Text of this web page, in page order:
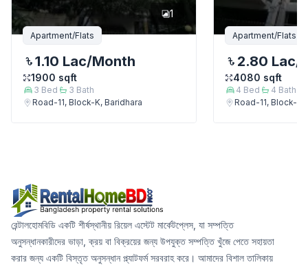
1
Apartment/Flats
1.10 Lac/Month
1900 sqft
3 Bed 3 Bath
Road-11, Block-K, Baridhara
Apartment/Flats
2.80 Lac/
4080 sqft
4 Bed 4 Bath
Road-11, Block-K,
রেন্টালহোমবিডি একটি শীর্ষস্থানীয় রিয়েল এস্টেট মার্কেটপ্লেস, যা সম্পত্তি
অনুসন্ধানকারীদের ভাড়া, ক্রয় বা বিক্রয়ের জন্য উপযুক্ত সম্পত্তি খুঁজে পেতে সহায়তা
করার জন্য একটি বিস্তৃত অনুসন্ধান প্ল্যাটফর্ম সরবরাহ করে। আমাদের বিশাল তালিকায়